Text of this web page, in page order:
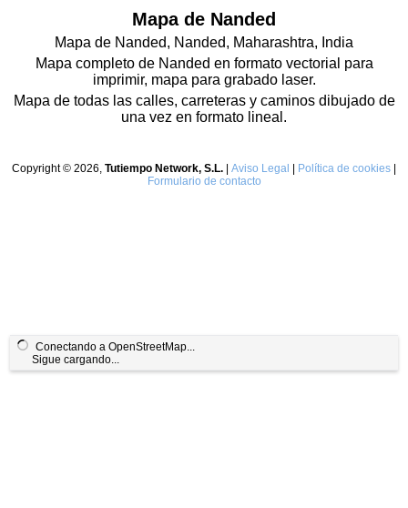
Conectando a OpenStreetMap...
Sigue cargando...
Mapa de Nanded
Mapa de Nanded, Nanded, Maharashtra, India
Mapa completo de Nanded en formato vectorial para
imprimir, mapa para grabado laser.
Mapa de todas las calles, carreteras y caminos dibujado de
una vez en formato lineal.
Copyright © 2026, Tutiempo Network, S.L. Aviso Legal Política de cookies
Formulario de contacto